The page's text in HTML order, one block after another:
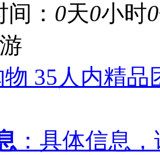
： 0天0小时0
35人内精
：具体信息